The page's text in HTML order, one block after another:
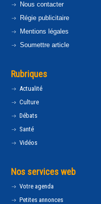
Nous contacter
Régie publicitaire
Mentions légales
Soumettre article
Rubriques
Actualité
Culture
Débats
Santé
Vidéos
Nos services web
Votre agenda
Petites annonces